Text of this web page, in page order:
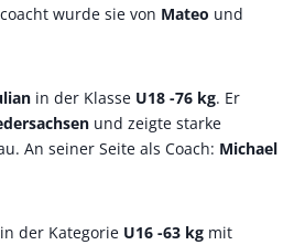
wurde sie von Mateo und
in der Klasse U18 -76 kg. Er
und zeigte starke
An seiner Seite als Coach: Michael
der Kategorie U16 -63 kg mit